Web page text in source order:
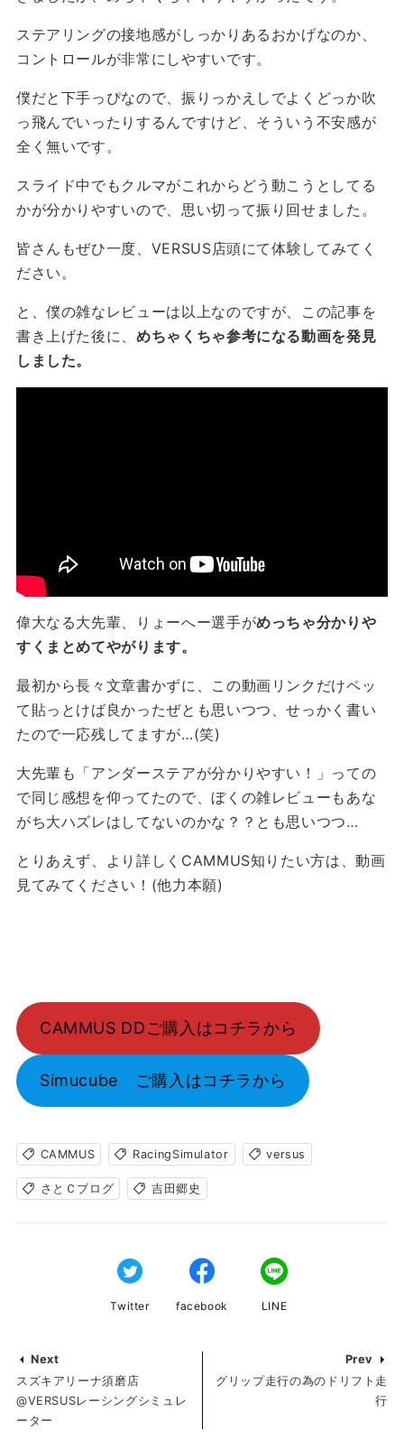
ステアリングの接地感がしっかりあるおかげなのか、
コントロールが非常にしやすいです。
僕だと下手っぴなので、振りっかえしでよくどっか吹
っ飛んでいったりするんですけど、そういう不安感が
全く無いです。
スライド中でもクルマがこれからどう動こうとしてる
かが分かりやすいので、思い切って振り回せました。
皆さんもぜひ一度、VERSUS店頭にて体験してみてく
ださい。
と、僕の雑なレビューは以上なのですが、この記事を
書き上げた後に、めちゃくちゃ参考になる動画を発見
しました。
偉大なる大先輩、りょーへー選手がめっちゃ分かりや
すくまとめてやがります。
最初から長々文章書かずに、この動画リンクだけペッ
て貼っとけば良かったぜとも思いつつ、せっかく書い
たので一応残してますが…(笑)
大先輩も「アンダーステアが分かりやすい！」っての
で同じ感想を仰ってたので、ぼくの雑レビューもあな
がち大ハズレはしてないのかな？？とも思いつつ…
とりあえず、より詳しくCAMMUS知りたい方は、動画
見てみてください！(他力本願)
CAMMUS DDご購入はコチラから
Simucube ご購入はコチラから
CAMMUS RacingSimulator versus
さとＣブログ 吉田郷史
Twitter facebook LINE
Next
スズキアリーナ須磨店
@VERSUSレーシングシミュレ
ーター
Prev
グリップ走行の為のドリフト走
行